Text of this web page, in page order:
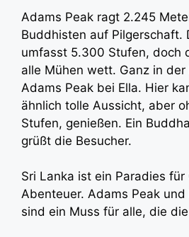
Adams Peak ragt 2.245
Buddhisten auf Pilgerschaft.
umfasst 5.300 Stufen, doch
alle Mühen wett. Ganz in
Adams Peak bei Ella. Hier
ähnlich tolle Aussicht, aber
Stufen, genießen. Ein
grüßt die Besucher.
Sri Lanka ist ein Paradies für
Abenteuer. Adams Peak
sind ein Muss für alle, die